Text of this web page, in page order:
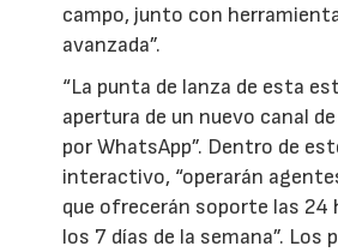
campo, junto con
avanzada”.
“La punta de lanza de esta
apertura de un nuevo canal
por WhatsApp”. Dentro de
interactivo, “operarán
que ofrecerán soporte las 24
los 7 días de la semana”. Los